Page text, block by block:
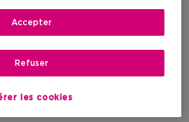
les cookies
Refuser
Accepter